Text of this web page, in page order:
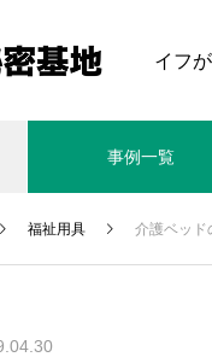
イフ
事例一覧
車いす 電
福祉用具 介護ベッド